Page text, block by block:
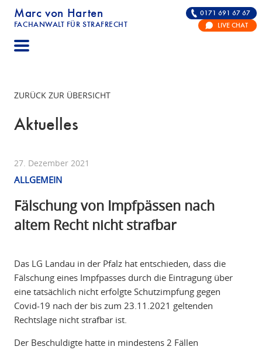
Marc von Harten
FACHANWALT FÜR STRAFRECHT
STRAFRECHT | RECHTSANWALT FÜR DIE
0171 691 67 67
LIVE CHAT
ZURÜCK ZUR ÜBERSICHT
Aktuelles
27. Dezember 2021
ALLGEMEIN
Fälschung von Impfpässen nach
altem Recht nicht strafbar
Das LG Landau in der Pfalz hat entschieden, dass die
Fälschung eines Impfpasses durch die Eintragung über
eine tatsächlich nicht erfolgte Schutzimpfung gegen
Covid-19 nach der bis zum 23.11.2021 geltenden
Rechtslage nicht strafbar ist.
Der Beschuldigte hatte in mindestens 2 Fällen